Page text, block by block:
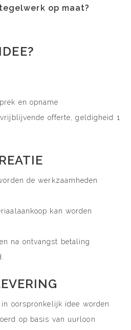
op maat?
IDEE?
en opname
offerte, geldigheid 1
de werkzaamheden
kan worden
na ontvangst betaling
oorspronkelijk idee worden
op basis van uurloon